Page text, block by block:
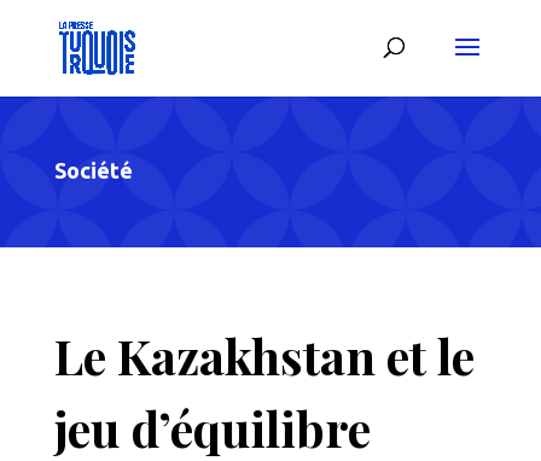
Société
Le Kazakhstan et le
jeu d’équilibre